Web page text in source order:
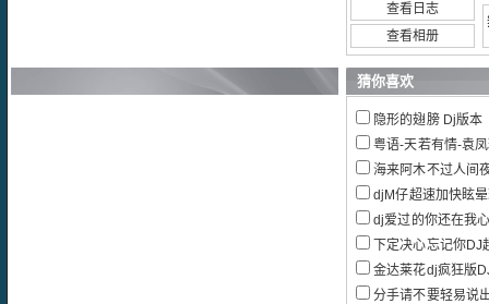
查看日志
查看相册
猜你喜欢
隐形的翅膀 Dj版本
粤语-天若有情-袁凤瑛
海来阿木不过人间
djM仔超速加快眩
dj爱过的你还在我心里-
下定决心忘记你DJ
金达莱花dj疯狂版
分手请不要轻易说出口